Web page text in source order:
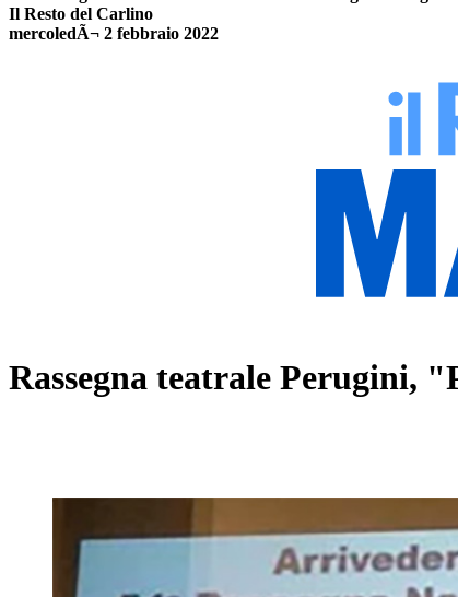
Il Resto del Carlino
mercoledÃ¬ 2 febbraio 2022
Rassegna teatrale Perugini,